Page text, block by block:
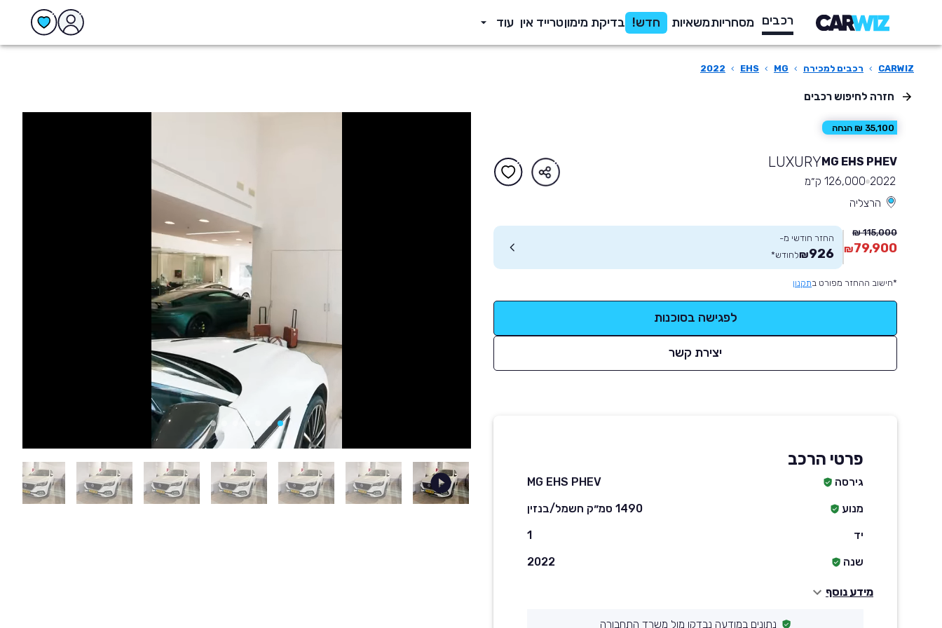
רכבים מסחריותמשאיות חדש! בדיקת מימוןטרייד אין עוד
CARWIZ
› רכבים למכירה ›
MG
›
EHS
›
2022
חזרה לחיפוש רכבים
35,100 ₪ הנחה
MG EHS PHEV
LUXURY
2022 126,000 ק״מ
הרצליה
115,000 ₪
79,900
₪
החזר חודשי מ-
926
₪לחודש*
*חישוב ההחזר מפורט בתקנון
לפגישה בסוכנות
יצירת קשר
פרטי הרכב
גירסה
MG EHS PHEV
מנוע
1490 סמ״ק חשמל/בנזין
יד
1
שנה
2022
מידע נוסף
נתונים במודעה נבדקו מול משרד התחבורה